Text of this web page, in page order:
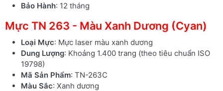
Bảo Hành: 12 tháng
Mực TN 263 - Màu Xanh Dương (Cyan)
Loại Mực: Mực laser màu xanh dương
Dung Lượng: Khoảng 1.400 trang (theo tiêu chuẩn ISO
19798)
Mã Sản Phẩm: TN-263C
Màu Sắc: Xanh dương